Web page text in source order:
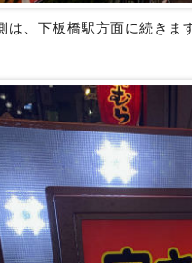
は、下板橋駅方面に続きま